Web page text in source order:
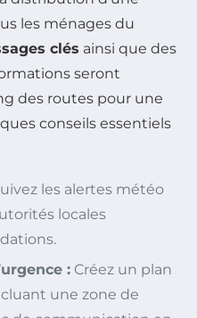
les ménages du
clés ainsi que des
seront
des routes pour une
conseils essentiels
les alertes météo
locales
: Créez un plan
une zone de